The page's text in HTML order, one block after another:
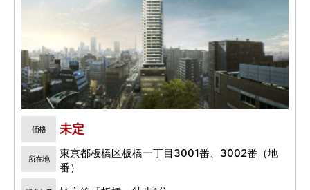
価格 未定
所在地
東京都板橋区板橋一丁目3001番、3002番（地
番）